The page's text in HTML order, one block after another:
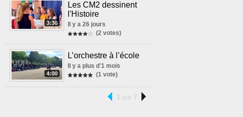
3:30
Les CM2 dessinent
l'Histoire
Il y a 26 jours
(2 votes)
4:00
L’orchestre à l’école
Il y a plus d'1 mois
(1 vote)
1 sur 7